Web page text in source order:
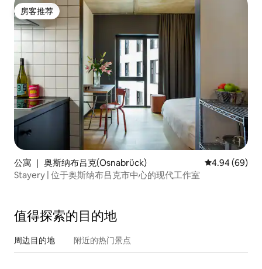
房客推荐
房客推荐
公寓 ｜ 奥斯纳布吕克(Osnabrück) 平均评分 4.94
4.94 (69)
Stayery | 位于奥斯纳布吕克市中心的现代工作室
值得探索的目的地
周边目的地 附近的热门景点